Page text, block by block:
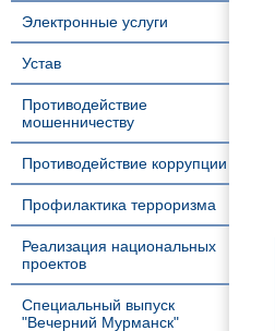
Электронные услуги
Устав
Противодействие
мошенничеству
Противодействие коррупции
Профилактика терроризма
Реализация национальных
проектов
Специальный выпуск
"Вечерний Мурманск"